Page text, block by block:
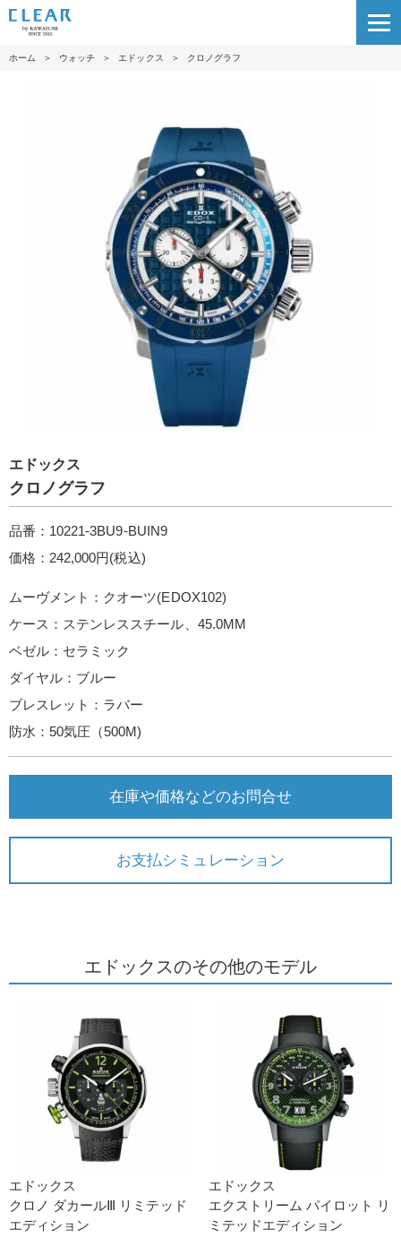
ホーム ＞ ウォッチ ＞ エドックス ＞ クロノグラフ
エドックス
クロノグラフ
品番：10221-3BU9-BUIN9
価格：242,000円(税込)
ムーヴメント：クオーツ(EDOX102)
ケース：ステンレススチール、45.0MM
ベゼル：セラミック
ダイヤル：ブルー
ブレスレット：ラバー
防水：50気圧（500M)
在庫や価格などのお問合せ
お支払シミュレーション
エドックスのその他のモデル
エドックス
クロノ ダカールⅢ リミテッド
エディション
エドックス
エクストリーム パイロット リ
ミテッドエディション